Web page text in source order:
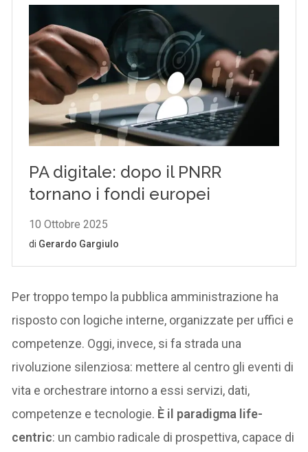
Per troppo tempo la pubblica amministrazione ha
risposto con logiche interne, organizzate per uffici e
competenze. Oggi, invece, si fa strada una
rivoluzione silenziosa: mettere al centro gli eventi di
vita e orchestrare intorno a essi servizi, dati,
competenze e tecnologie. È il paradigma life-
centric: un cambio radicale di prospettiva, capace di